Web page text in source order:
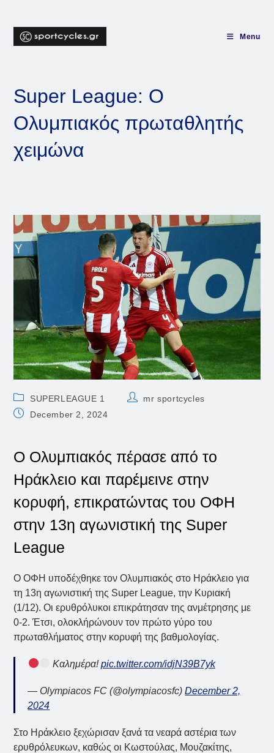
content
Menu
Super League: Ο
Ολυμπιακός πρωταθλητής
χειμώνα
Post
category:
SUPERLEAGUE 1
Postmr sportcycles
PostDecember 2, 2024
Ο Ολυμπιακός πέρασε από το
Ηράκλειο και παρέμεινε στην
κορυφή, επικρατώντας του ΟΦΗ
στην 13η αγωνιστική της Super
League
Ο ΟΦΗ υποδέχθηκε τον Ολυμπιακός στο Ηράκλειο για
τη 13η αγωνιστική της Super League, την Κυριακή
(1/12). Οι ερυθρόλυκοι επικράτησαν της ανμέτρησης με
0-2. Έτσι, ολοκλήρώνουν τον πρώτο γύρο του
πρωταθλήματος στην κορυφή της βαθμολογίας.
Καλημέρα!pic.twitter.com/idjN39B7yk
— Olympiacos FC (@olympiacosfc)December 2,
2024
Στο Ηράκλειο ξεχώρισαν ξανά τα νεαρά αστέρια των
ερυθρόλευκων, καθώς οι Κωστούλας, Μουζακίτης,